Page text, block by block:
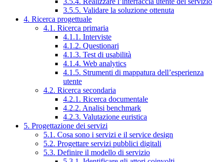
3.5.5. Validare la soluzione ottenuta
4. Ricerca progettuale
4.1. Ricerca primaria
4.1.1. Interviste
4.1.2. Questionari
4.1.3. Test di usabilità
4.1.4. Web analytics
4.1.5. Strumenti di mappatura dell’esperienza
utente
4.2. Ricerca secondaria
4.2.1. Ricerca documentale
4.2.2. Analisi benchmark
4.2.3. Valutazione euristica
5. Progettazione dei servizi
5.1. Cosa sono i servizi e il service design
5.2. Progettare servizi pubblici digitali
5.3. Definire il modello di servizio